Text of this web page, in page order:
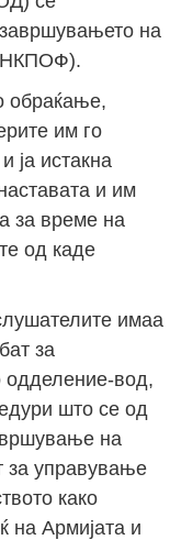
на
обраќање,
им го
ја истакна
и им
за време на
од каде
имаа
за
одделение-вод,
што се од
на
за управување
како
на Армијата и